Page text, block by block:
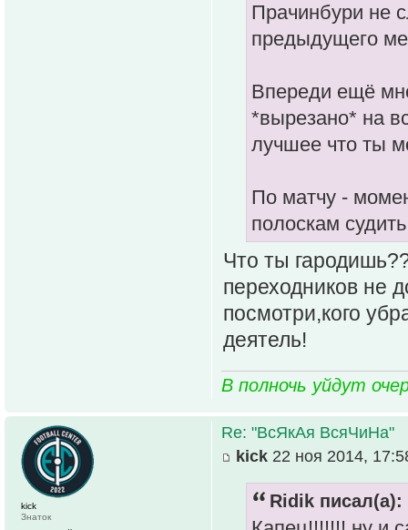
Прачинбури не
предыдущего
Впереди ещё
*вырезано* на
лучшее что ты
По матчу -
полоскам
Что ты
переходников не
посмотри,кого
деятель!
В полночь уйдут
Re: "ВсЯкАя ВсяЧиНа"
kick 22 ноя 2014,
Ridik писал(а):
kick
Знаток